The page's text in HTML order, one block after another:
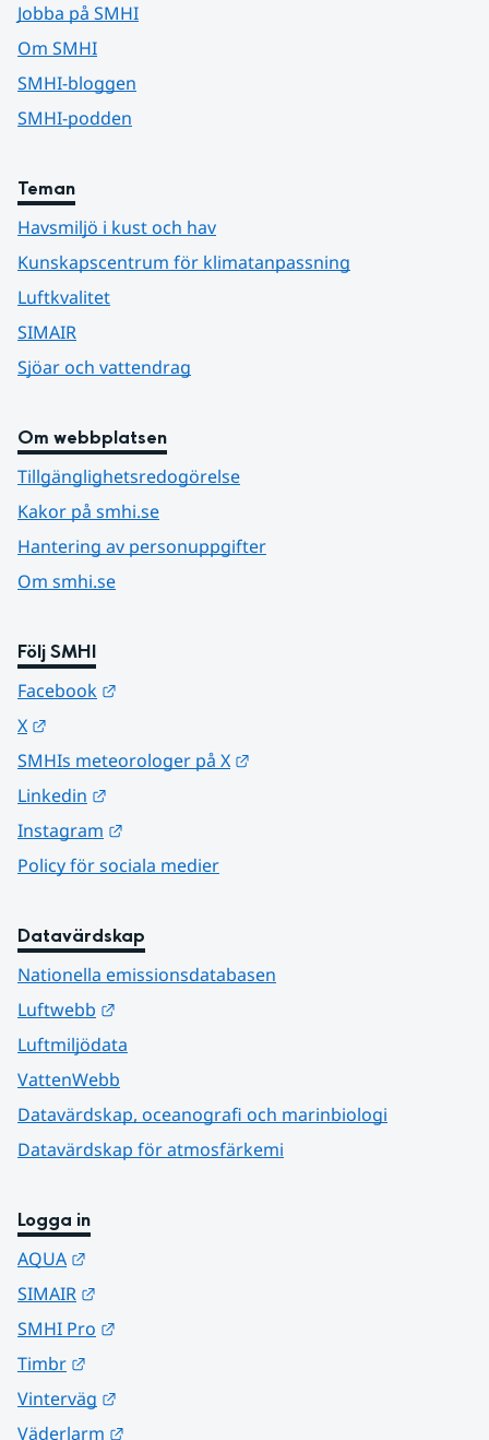
Jobba på SMHI
Om SMHI
SMHI-bloggen
SMHI-podden
Teman
Havsmiljö i kust och hav
Kunskapscentrum för klimatanpassning
Luftkvalitet
SIMAIR
Sjöar och vattendrag
Om webbplatsen
Tillgänglighetsredogörelse
Kakor på smhi.se
Hantering av personuppgifter
Om smhi.se
Följ SMHI
Facebook
X
SMHIs meteorologer på X
Linkedin
Instagram
Policy för sociala medier
Datavärdskap
Nationella emissionsdatabasen
Luftwebb
Luftmiljödata
VattenWebb
Datavärdskap, oceanografi och marinbiologi
Datavärdskap för atmosfärkemi
Logga in
AQUA
SIMAIR
SMHI Pro
Timbr
Vinterväg
Väderlarm